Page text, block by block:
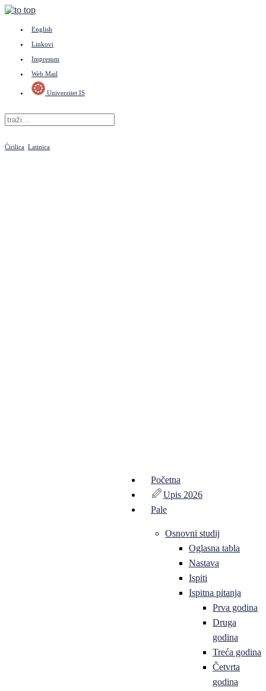
English
Linkovi
Impresum
Web Mail
Univerzitet IS
Ćirilica Latinica
Početna
Upis 2026
Pale
Osnovni studij
Oglasna tabla
Nastava
Ispiti
Ispitna pitanja
Prva godina
Druga
godina
Treća godina
Četvrta
godina